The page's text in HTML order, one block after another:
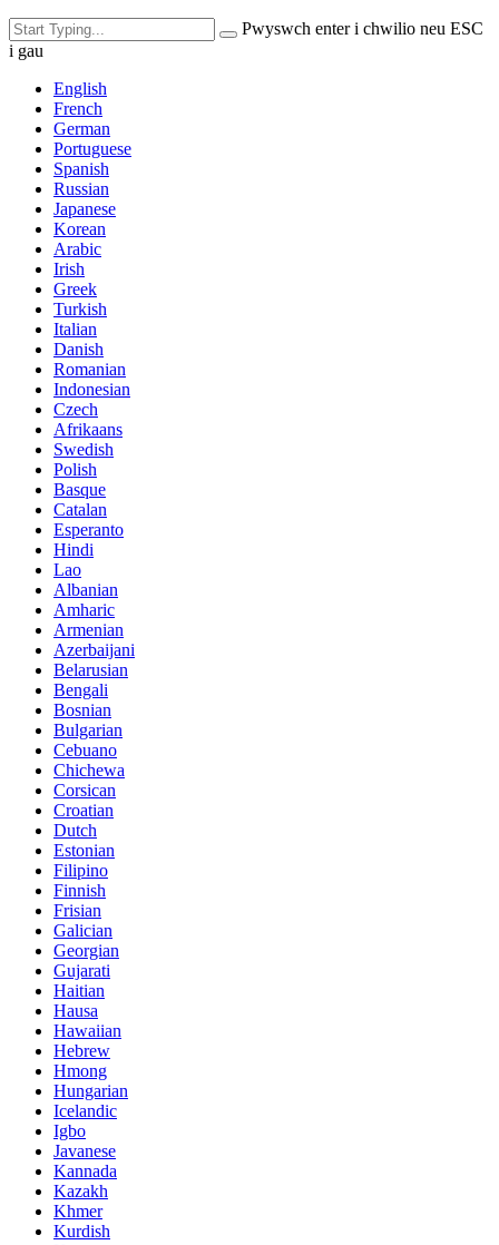
Pwyswch enter i chwilio neu ESC
i gau
English
French
German
Portuguese
Spanish
Russian
Japanese
Korean
Arabic
Irish
Greek
Turkish
Italian
Danish
Romanian
Indonesian
Czech
Afrikaans
Swedish
Polish
Basque
Catalan
Esperanto
Hindi
Lao
Albanian
Amharic
Armenian
Azerbaijani
Belarusian
Bengali
Bosnian
Bulgarian
Cebuano
Chichewa
Corsican
Croatian
Dutch
Estonian
Filipino
Finnish
Frisian
Galician
Georgian
Gujarati
Haitian
Hausa
Hawaiian
Hebrew
Hmong
Hungarian
Icelandic
Igbo
Javanese
Kannada
Kazakh
Khmer
Kurdish